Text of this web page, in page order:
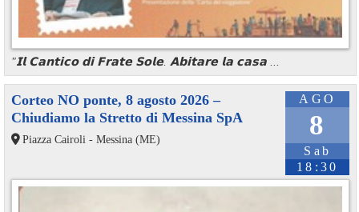
"𝗜𝗹 𝗖𝗮𝗻𝘁𝗶𝗰𝗼 𝗱𝗶 𝗙𝗿𝗮𝘁𝗲 𝗦𝗼𝗹𝗲. 𝗔𝗯𝗶𝘁𝗮𝗿𝗲 𝗹𝗮 𝗰𝗮𝘀𝗮 ...
AGO
8
Sab
18:30
Corteo NO ponte, 8 agosto 2026 –
Chiudiamo la Stretto di Messina SpA
Piazza Cairoli - Messina (ME)